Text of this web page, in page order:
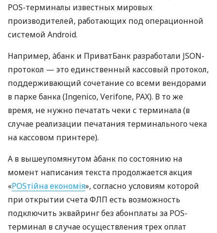
POS-терминалы известных мировых
производителей, работающих под операционной
системой Android.
Например, àбанк и ПриватБанк разработали JSON-
протокол — это единственный кассовый протокол,
поддерживающий сочетание со всеми вендорами
в парке банка (Ingenico, Verifone, PAX). В то же
время, не нужно печатать чеки с терминала (в
случае реализации печатания терминального чека
на кассовом принтере).
А в вышеупомянутом àбанк по состоянию на
момент написания текста продолжается акция
«POSтійна економія», согласно условиям которой
при открытии счета ФЛП есть возможность
подключить эквайринг без абонплаты за POS-
терминал в случае осуществления трех оплат